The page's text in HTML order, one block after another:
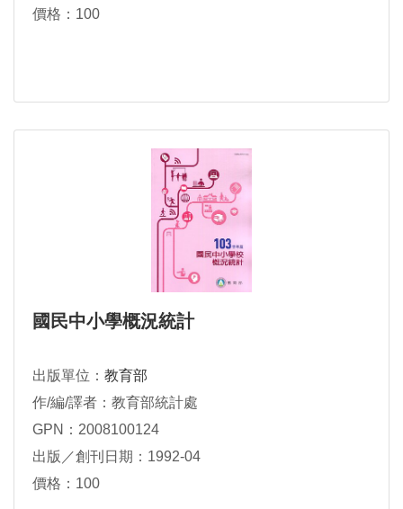
價格：100
國民中小學概況統計
出版單位： 教育部
作/編/譯者：教育部統計處
GPN：2008100124
出版／創刊日期：1992-04
價格：100